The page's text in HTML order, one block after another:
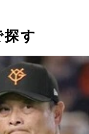
探す